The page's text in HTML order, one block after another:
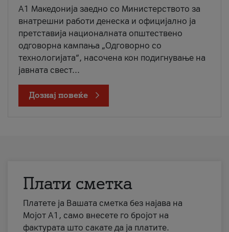
A1 Македонија заедно со Министерството за
внатрешни работи денеска и официјално ја
претставија националната општествено
одговорна кампања „Одговорно со
технологијата“, насочена кон подигнување на
јавната свест...
Дознај повеќе
Плати сметка
Платете ја Вашата сметка без најава на
Мојот А1, само внесете го бројот на
фактурата што сакате да ја платите.